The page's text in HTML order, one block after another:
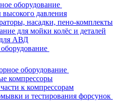
оборудование
давления
насадки, пено-комплекты
для мойки колёс и деталей
АВД
оборудование
компрессоры
к компрессорам
и тестирования форсунок